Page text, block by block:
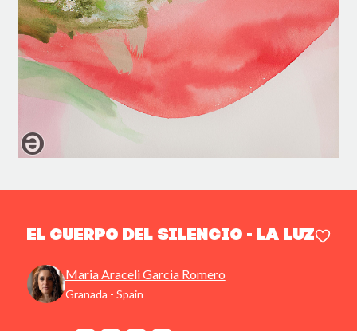
El Cuerpo del Silencio - La luz
Maria Araceli Garcia Romero
Granada - Spain